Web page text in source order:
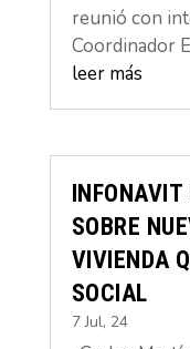
reunió con
Coordinador
leer más
SOBRE
VIVIENDA
SOCIAL
7 Jul, 24